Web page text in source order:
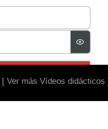
[ Ver más Vídeos didácticos